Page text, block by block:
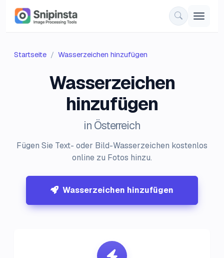
Startseite Wasserzeichen hinzufügen
Wasserzeichen
hinzufügen
in Österreich
Fügen Sie Text- oder Bild-Wasserzeichen kostenlos
online zu Fotos hinzu.
Wasserzeichen hinzufügen